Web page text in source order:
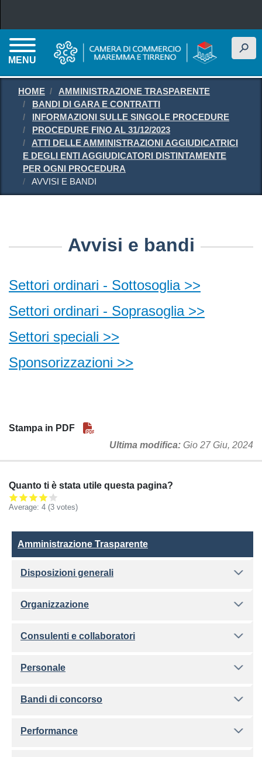
MENU
h
HOME
AMMINISTRAZIONE TRASPARENTE
BANDI DI GARA E CONTRATTI
INFORMAZIONI SULLE SINGOLE PROCEDURE
PROCEDURE FINO AL 31/12/2023
ATTI DELLE AMMINISTRAZIONI AGGIUDICATRICI
E DEGLI ENTI AGGIUDICATORI DISTINTAMENTE
PER OGNI PROCEDURA
AVVISI E BANDI
Avvisi e bandi
Settori ordinari - Sottosoglia >>
Settori ordinari - Soprasoglia >>
Settori speciali >>
Sponsorizzazioni >>
Stampa in PDF
Ultima modifica Gio 27 Giu, 2024
Quanto ti è stata utile questa pagina?
Average: 4 (3 votes)
Amministrazione Trasparente
Amministrazione Trasparente
Disposizioni generali
Organizzazione
Consulenti e collaboratori
Personale
Bandi di concorso
Performance